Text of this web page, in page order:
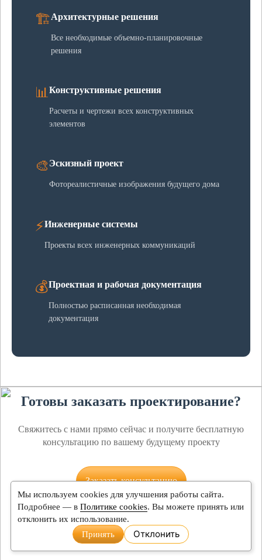
🏗️Архитектурные решения
Все необходимые объемно-планировочные
решения
📊 Конструктивные решения
Расчеты и чертежи всех конструктивных
элементов
🎨 Эскизный проект
Фотореалистичные изображения будущего дома
⚡Инженерные системы
Проекты всех инженерных коммуникаций
💰Проектная и рабочая документация
Полностью расписанная необходимая
документация
Готовы заказать проектирование?
Свяжитесь с нами прямо сейчас и получите бесплатную
консультацию по вашему будущему проекту
Заказать консультацию
Мы используем cookies для улучшения работы сайта.
Подробнее — вПолитике cookies. Вы можете принять или
отклонить их использование.
Принять
Отклонить